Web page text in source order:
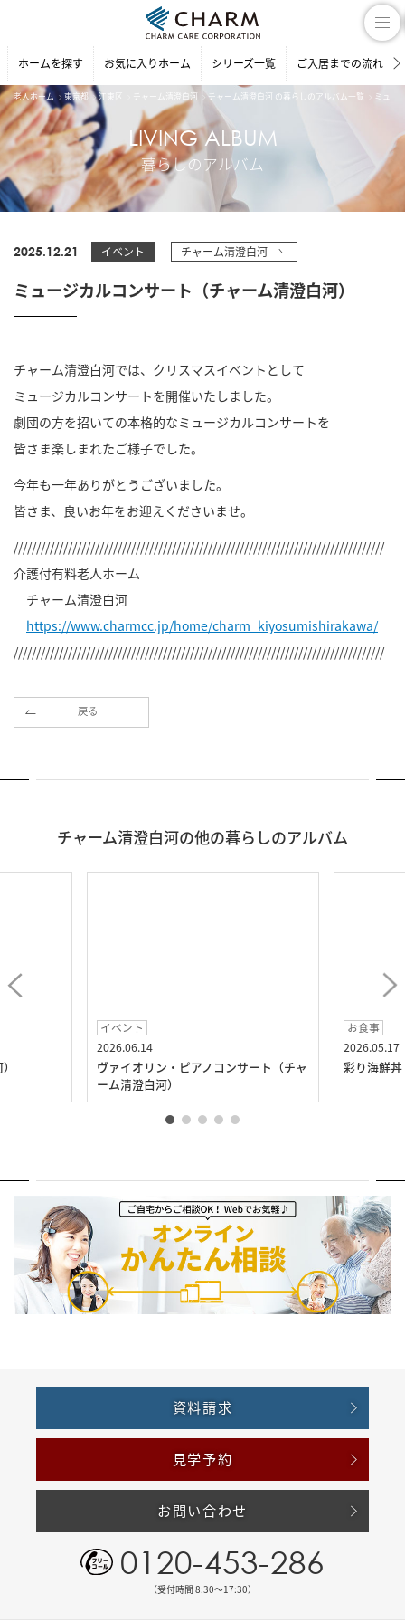
ホームを探す お気に入りホーム シリーズ一覧 ご入居までの流れ
老人ホーム 東京都 江東区 チャーム清澄白河 チャーム清澄白河 の暮らしのアルバム一覧 ミュー
LIVING ALBUM
暮らしのアルバム
2025.12.21 イベント チャーム清澄白河
ミュージカルコンサート（チャーム清澄白河）
チャーム清澄白河では、クリスマスイベントとして
ミュージカルコンサートを開催いたしました。
劇団の方を招いての本格的なミュージカルコンサートを
皆さま楽しまれたご様子でした。
今年も一年ありがとうございました。
皆さま、良いお年をお迎えくださいませ。
//////////////////////////////////////////////////////////////////////////////////
介護付有料老人ホーム
チャーム清澄白河
https://www.charmcc.jp/home/charm_kiyosumishirakawa/
//////////////////////////////////////////////////////////////////////////////////
戻る
チャーム清澄白河の他の暮らしのアルバム
イベント
2026.06.14
ヴァイオリン・ピアノコンサート（チャ
ーム清澄白河）
お食事
2026.05.17
彩り海鮮
資料請求
見学予約
お問い合わせ
0120-453-286
（受付時間 8:30〜17:30）